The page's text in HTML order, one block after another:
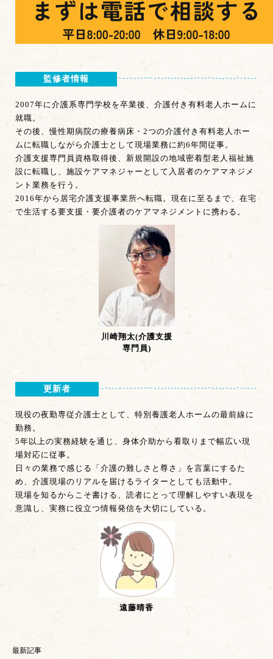
監修者情報
2007年に介護系専門学校を卒業後、介護付き有料老人ホームに
就職。
その後、慢性期病院の療養病床・2つの介護付き有料老人ホー
ムに転職しながら介護士として現場業務に約6年間従事。
介護支援専門員資格取得後、新規開設の地域密着型老人福祉施
設に転職し、施設ケアマネジャーとして入居者のケアマネジメ
ント業務を行う。
2016年から居宅介護支援事業所へ転職。現在に至るまで、在宅
で生活する要支援・要介護者のケアマネジメントに携わる。
川崎翔太(介護支援
専門員)
更新者
現役の夜勤専従介護士として、特別養護老人ホームの最前線に
勤務。
5年以上の実務経験を通じ、身体介助から看取りまで幅広い現
場対応に従事。
日々の業務で感じる「介護の難しさと尊さ」を言葉にするた
め、介護現場のリアルを届けるライターとしても活動中。
現場を知るからこそ書ける、読者にとって理解しやすい表現を
意識し、実務に役立つ情報発信を大切にしている。
遠藤晴香
最新記事